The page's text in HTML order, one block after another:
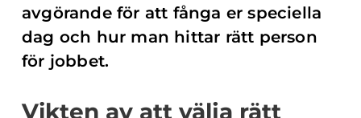
avgörande för att fånga er speciella
dag och hur man hittar rätt person
för jobbet.
Vikten av att välja rätt